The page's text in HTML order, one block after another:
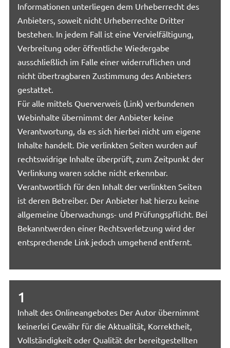
Informationen unterliegen dem Urheberrecht des
Anbieters, soweit nicht Urheberrechte Dritter
bestehen. In jedem Fall ist eine Vervielfältigung,
Verbreitung oder öffentliche Wiedergabe
ausschließlich im Falle einer widerruflichen und
nicht übertragbaren Zustimmung des Anbieters
gestattet.
Für alle mittels Querverweis (Link) verbundenen
Webinhalte übernimmt der Anbieter keine
Verantwortung, da es sich hierbei nicht um eigene
Inhalte handelt. Die verlinkten Seiten wurden auf
rechtswidrige Inhalte überprüft, zum Zeitpunkt der
Verlinkung waren solche nicht erkennbar.
Verantwortlich für den Inhalt der verlinkten Seiten
ist deren Betreiber. Der Anbieter hat hierzu keine
allgemeine Überwachungs- und Prüfungspflicht. Bei
Bekanntwerden einer Rechtsverletzung wird der
entsprechende Link jedoch umgehend entfernt.
1
Inhalt des Onlineangebotes Der Autor übernimmt
keinerlei Gewähr für die Aktualität, Korrektheit,
Vollständigkeit oder Qualität der bereitgestellten